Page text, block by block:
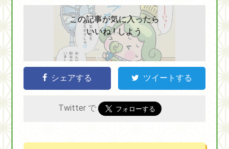
この記事が気に入ったら
いいね ! しよう
シェアする ツイートする
Twitter で